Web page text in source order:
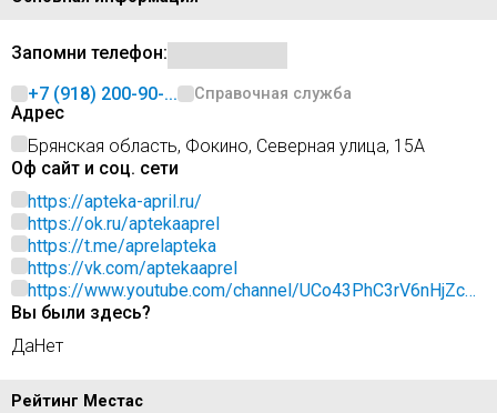
Запомни телефон:
+7 (918) 200-90-...
Справочная служба
Адрес
Брянская область, Фокино, Северная улица, 15А
Оф сайт и соц. сети
https://apteka-april.ru/
https://ok.ru/aptekaaprel
https://t.me/aprelapteka
https://vk.com/aptekaaprel
https://www.youtube.com/channel/UCo43PhC3rV6nHjZcS0
OlLTA
Вы были здесь?
ДаНет
Рейтинг Местас